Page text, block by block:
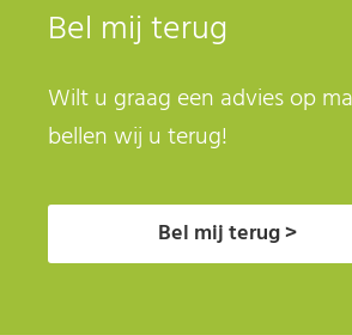
Bel mij terug
Wilt u graag een advies op
bellen wij u terug!
Bel mij terug >